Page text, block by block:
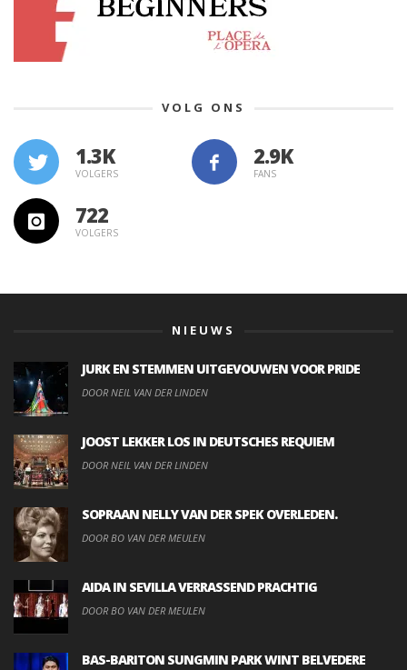
VOLG ONS
1.3K
VOLGERS FANS
722
VOLGERS
NIEUWS
JURK EN STEMMEN UITGEVOUWEN VOOR PRIDE
DOOR NEIL VAN DER LINDEN
JOOST LEKKER LOS IN DEUTSCHES REQUIEM
DOOR NEIL VAN DER LINDEN
SOPRAAN NELLY VAN DER SPEK OVERLEDEN.
DOOR BO VAN DER MEULEN
AIDA IN SEVILLA VERRASSEND PRACHTIG
DOOR BO VAN DER MEULEN
BAS-BARITON SUNGMIN PARK WINT BELVEDERE